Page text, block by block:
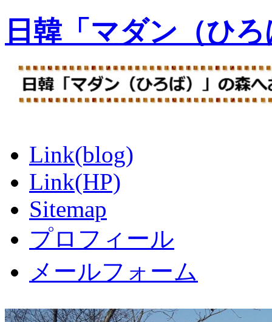
日韓「マダン（ひ
Link(blog)
Link(HP)
Sitemap
プロフィール
メールフォーム